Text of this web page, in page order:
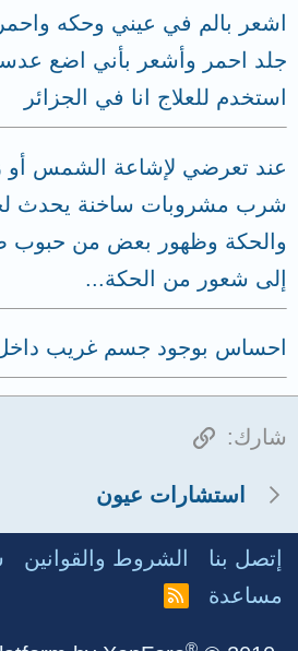
اشعر بالم في عيني وحكه
جلد احمر وأشعر بأني اضع
استخدم للعلاج انا في الجزائر
عند تعرضي لإشاعة الشمس أو
شرب مشروبات ساخنة يحدث
والحكة وظهور بعض من حبوب
إلى شعور من الحكة...
احساس بوجود جسم غريب داخل
شارك: الرابط
استشارات عيون
إتصل بنا الشروط والقوانين
مساعدة
R